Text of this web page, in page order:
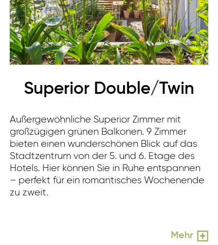
Superior Double/Twin
Außergewöhnliche Superior Zimmer mit
großzügigen grünen Balkonen. 9 Zimmer
bieten einen wunderschönen Blick auf das
Stadtzentrum von der 5. und 6. Etage des
Hotels. Hier können Sie in Ruhe entspannen
– perfekt für ein romantisches Wochenende
zu zweit.
Mehr